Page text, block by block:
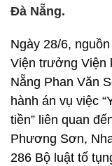
Đà Nẵng.
Ngày 28/6,
Viện trưởng Viện
Nẵng Phan Văn
hành án vụ việc
tiền” liên quan
Phương Sơn,
286 Bộ luật tố